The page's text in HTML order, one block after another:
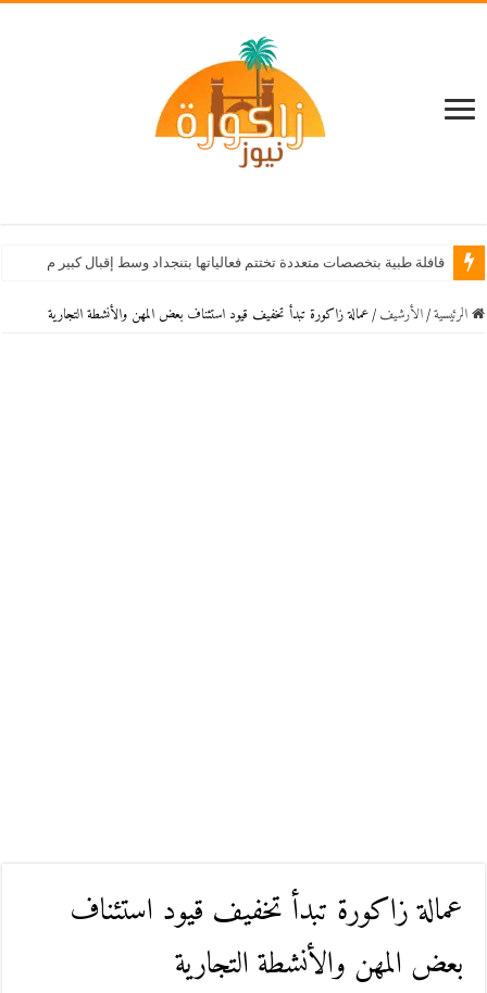
الرئيسية / اﻷرشيف / عمالة زاكورة تبدأ تخفيف قيود استئناف بعض المهن والأنشطة التجارية
عمالة زاكورة تبدأ تخفيف قيود استئناف
بعض المهن والأنشطة التجارية